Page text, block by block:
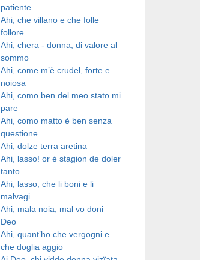
patiente
Ahi, che villano e che folle
follore
Ahi, chera - donna, di valore al
sommo
Ahi, come m’è crudel, forte e
noiosa
Ahi, como ben del meo stato mi
pare
Ahi, como matto è ben senza
questione
Ahi, dolze terra aretina
Ahi, lasso! or è stagion de doler
tanto
Ahi, lasso, che li boni e li
malvagi
Ahi, mala noia, mal vo doni
Deo
Ahi, quant’ho che vergogni e
che doglia aggio